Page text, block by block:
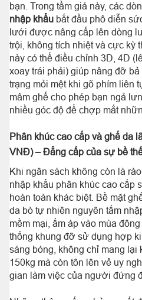
bạn. Trong tầm giá này, các
nhập khẩu bắt đầu phô diễn
lưới được nâng cấp lên dòng
trội, không tích nhiệt và cực kỳ
này có thể điều chỉnh 3D, 4D
xoay trái phải) giúp nâng đỡ
trạng mỏi mệt khi gõ phím liên
mâm ghế cho phép bạn ngả
nhiều góc độ để chợp mắt
Phân khúc cao cấp và ghế da
VNĐ) – Đẳng cấp của sự bề
Khi ngân sách không còn là
nhập khẩu phân khúc cao cấp
hoàn toàn khác biệt. Bề mặt
da bò tự nhiên nguyên tấm
mềm mại, ấm áp vào mùa
thống khung đỡ sử dụng hợp
sáng bóng, không chỉ mang lại
150kg mà còn tôn lên vẻ uy
gian làm việc của người đứng